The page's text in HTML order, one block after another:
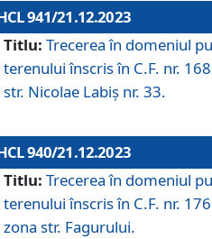
941/21.12.2023
Titlu: Trecerea în domeniul
terenului înscris în C.F. nr.
str. Nicolae Labiș nr. 33.
940/21.12.2023
Titlu: Trecerea în domeniul
terenului înscris în C.F. nr.
zona str. Fagurului.